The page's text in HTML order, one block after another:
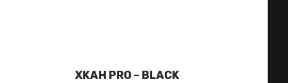
XKAH PRO – BLACK